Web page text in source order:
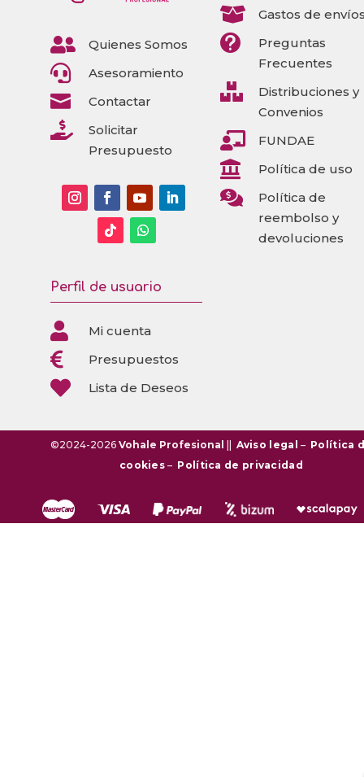
 Quienes Somos
 Asesoramiento
 Contactar

Solicitar
Presupuesto
 Gastos de

Preguntas
Frecuentes

Distribuciones y
Convenios
 FUNDAE
 Política de uso

Política de
reembolso y
devoluciones
Perfil de usuario
 Mi cuenta
 Presupuestos
 Lista de Deseos
©2024-2026 Vohale Profesional Aviso legal – Política
cookies– Política de privacidad